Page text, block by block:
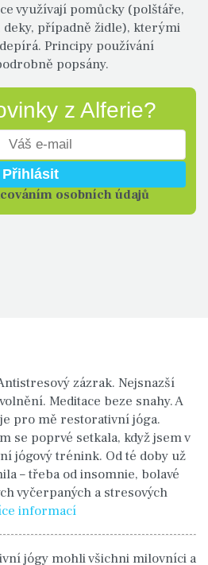
využívají pomůcky (polštáře,
deky, případně židle), kterými
Principy používání
popsány.
z Alferie?
osobních údajů
zázrak. Nejsnazší
Meditace beze snahy. A
pro mě restorativní jóga.
se poprvé setkala, když jsem v
jógový trénink. Od té doby už
– třeba od insomnie, bolavé
vyčerpaných a stresových
informací
jógy mohli všichni milovníci a